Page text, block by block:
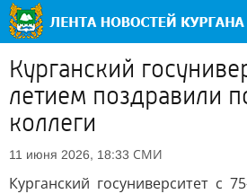
Курганский
летием поздравили
коллеги
11 июня 2026, 18:33 СМИ
Курганский госуниверситет с